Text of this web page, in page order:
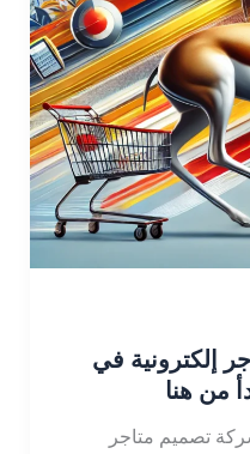
في
هنا
تصميم متاجر